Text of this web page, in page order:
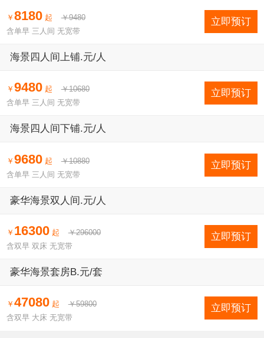
￥8180 起
￥9480
含单早 三人间 无宽带
立即预订
海景四人间上铺.元/人
￥9480 起
￥10680
含单早 三人间 无宽带
立即预订
海景四人间下铺.元/人
￥9680 起
￥10880
含单早 三人间 无宽带
立即预订
豪华海景双人间.元/人
￥ 16300 起
￥296000
含双早 双床 无宽带
立即预订
豪华海景套房B.元/套
￥47080 起
￥59800
含双早 大床 无宽带
立即预订